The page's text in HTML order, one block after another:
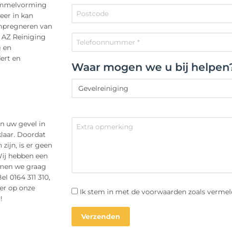
in kan
van
Reiniging
en
en
uw gevel in
Doordat
zijn, is er geen
hebben een
we graag
0164 311 310,
op onze
Waar mogen we u bij
Ik stem in met de voorwaarden zoals